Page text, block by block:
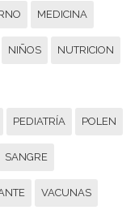
MEDICINA
NIÑOS NUTRICION
PEDIATRÍA POLEN
SANGRE
VACUNAS